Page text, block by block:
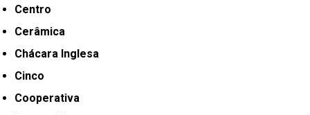
Centro
Cerâmica
Chácara Inglesa
Cinco
Cooperativa